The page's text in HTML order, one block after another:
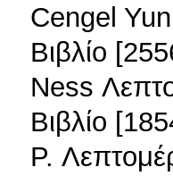
Cengel
Βιβλίο
Ness
Βιβλίο
P.